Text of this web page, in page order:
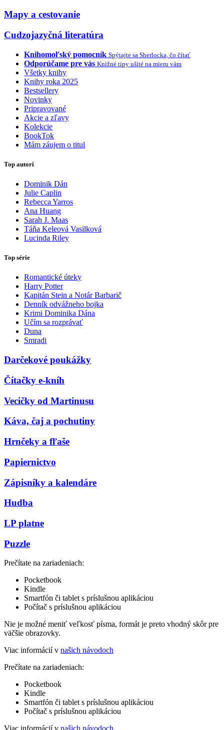
Mapy a cestovanie
Cudzojazyčná literatúra
Knihomoľský pomocník Spýtajte sa Sherlocka, čo čítať
Odporúčame pre vás Knižné tipy ušité na mieru vám
Všetky knihy
Knihy roka 2025
Bestsellery
Novinky
Pripravované
Akcie a zľavy
Kolekcie
BookTok
Mám záujem o titul
Top autori
Dominik Dán
Julie Caplin
Rebecca Yarros
Ana Huang
Sarah J. Maas
Táňa Keleová Vasilková
Lucinda Riley
Top série
Romantické úteky
Harry Potter
Kapitán Stein a Notár Barbarič
Denník odvážneho bojka
Krimi Dominika Dána
Učím sa rozprávať
Duna
Smradi
Darčekové poukážky
Čítačky e-kníh
Vecičky od Martinusu
Káva, čaj a pochutiny
Hrnčeky a fľaše
Papiernictvo
Zápisníky a kalendáre
Hudba
LP platne
Puzzle
Prečítate na zariadeniach:
Pocketbook
Kindle
Smartfón či tablet s príslušnou aplikáciou
Počítač s príslušnou aplikáciou
Nie je možné meniť veľkosť písma, formát je preto vhodný skôr pre
väčšie obrazovky.
Viac informácií v našich návodoch
Prečítate na zariadeniach:
Pocketbook
Kindle
Smartfón či tablet s príslušnou aplikáciou
Počítač s príslušnou aplikáciou